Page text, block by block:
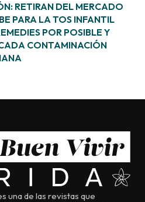
RETIRAN DEL MERCADO
PARA LA TOS INFANTIL
POR POSIBLE Y
CONTAMINACIÓN
una de las revistas que